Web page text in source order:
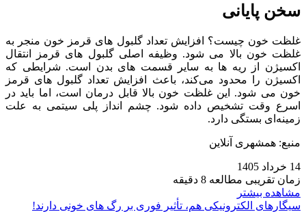
سخن پایانی
غلظت خون چیست؟ افزایش تعداد گلبول‌ های قرمز خون منجر به
غلظت خون بالا می‌ شود. وظیفه اصلی گلبول‌ های قرمز انتقال
اکسیژن از ریه‌ ها به سایر قسمت‌ های بدن است. شرایطی که
اکسیژن را محدود می‌کند، باعث افزایش تعداد گلبول‌ های قرمز
خون می‌ شود. این غلظت خون بالا قابل درمان است، اما باید در
اسرع وقت تشخیص داده شود. چشم انداز پلی سیتمی به علت
زمینه‌ای بستگی دارد.
منبع: همشهری آنلاین
14 خرداد 1405
زمان تقریبی مطالعه 8 دقیقه
مشاهده بیشتر
سیگارهای الکترونیکی هم، تأثیر فوری بر رگ های خونی دارند!